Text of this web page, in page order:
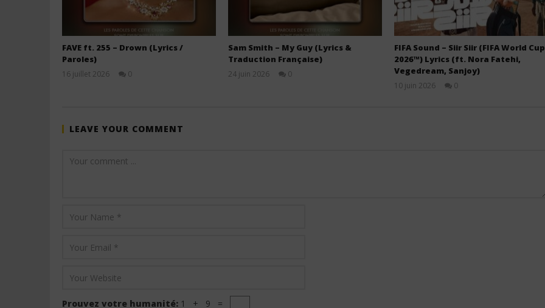
FAVE ft. 255 – Drown (Lyrics /
Paroles)
16 juillet 2026
0
Sam Smith – My Guy (Lyrics &
Traduction Française)
24 juin 2026
0
FIFA Sound – Siir Siir (FIFA World Cup
2026™) Lyrics (ft. Nora Fatehi,
Vegedream, Sanjoy)
10 juin 2026
0
LEAVE YOUR COMMENT
Prouvez votre humanité: 1 + 9 =